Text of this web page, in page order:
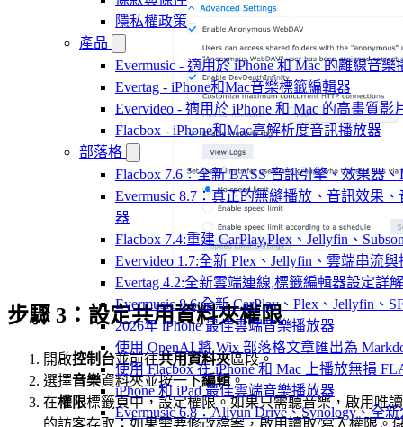
隱私權政策
產品
Evermusic - 適用於 iPhone 和 Mac 的離線音樂
Evertag - iPhone和Mac音樂標籤編輯器
Evervideo - 適用於 iPhone 和 Mac 的高畫質影
Flacbox - iPhone和Mac高解析度音訊播放器
部落格
Flacbox 7.6：全新 BASS 音訊引擎、效果器
Evermusic 8.7：真正的無縫播放、音訊效果
器
Flacbox 7.4:重建 CarPlay,Plex、Jellyfin、
Evervideo 1.7:全新 Plex、Jellyfin、雲端串流
Evertag 4.2:全新雲端連線,標籤編輯器設定詳解
Evermusic 8.6:全新 CarPlay、Plex、Jellyfin、
2026年 iPhone 最佳雲端音樂播放器
使用 OpenAI 將 Wix 部落格文章匯出為
使用 Flacbox 在 iPhone 和 Mac 上播放無損
iPhone 和 iPad 最佳雲端音樂播放器
Evermusic 6.8：Aliyun Drive、Synology、全
步驟 3：設定共用資料夾權限
開啟控制台並前往共用資料夾區段。
選擇音樂資料夾並按一下編輯。
在權限標籤頁中，設定權限。如果只需聽音樂，啟用唯讀
的訪客存取；如果需要修改檔案，啟用讀取/寫入權限。